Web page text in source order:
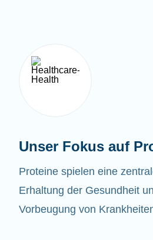
Unser Fokus auf
Proteine spielen eine
Erhaltung der Gesundheit
Vorbeugung von